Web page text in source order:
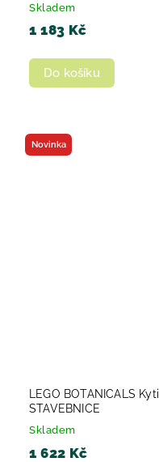
Skladem
1 183 Kč
Do košíku
Novinka
LEGO BOTANICALS
STAVEBNICE
Skladem
1 622 Kč